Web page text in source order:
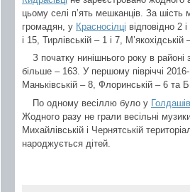
цьому селі п’ять мешканців. За шість
громадян, у Красносілці відповідно 2
і 15, Тирлівській – 1 і 7, М’якохідській
З початку нинішнього року в
більше – 163. У першому півріччі
Маньківській – 8, Флоринській – 6 та
По одному весіллю було у
Жодного разу не грали весільні
Михайлівській і Чернятській
народжується дітей.